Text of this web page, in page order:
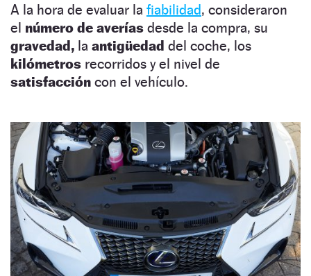
A la hora de evaluar la fiabilidad, consideraron
el número de averías desde la compra, su
gravedad, la antigüedad del coche, los
kilómetros recorridos y el nivel de
satisfacción con el vehículo.